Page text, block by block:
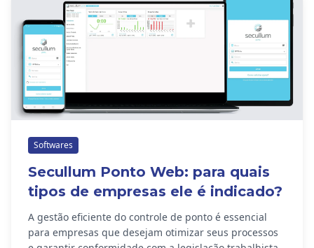
Softwares
Secullum Ponto Web: para quais
tipos de empresas ele é indicado?
A gestão eficiente do controle de ponto é essencial
para empresas que desejam otimizar seus processos